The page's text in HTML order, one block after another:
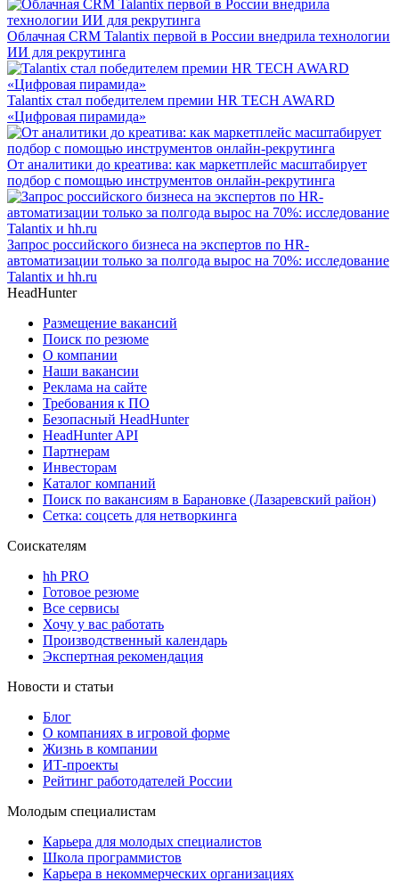
Облачная CRM Talantix первой в России внедрила технологии
ИИ для рекрутинга
Talantix cтал победителем премии HR TECH AWARD
«Цифровая пирамида»
От аналитики до креатива: как маркетплейс масштабирует
подбор с помощью инструментов онлайн-рекрутинга
Запрос российского бизнеса на экспертов по HR-
автоматизации только за полгода вырос на 70%: исследование
Talantix и hh.ru
HeadHunter
Размещение вакансий
Поиск по резюме
О компании
Наши вакансии
Реклама на сайте
Требования к ПО
Безопасный HeadHunter
HeadHunter API
Партнерам
Инвесторам
Каталог компаний
Поиск по вакансиям в Барановке (Лазаревский район)
Сетка: соцсеть для нетворкинга
Соискателям
hh PRO
Готовое резюме
Все сервисы
Хочу у вас работать
Производственный календарь
Экспертная рекомендация
Новости и статьи
Блог
О компаниях в игровой форме
Жизнь в компании
ИТ-проекты
Рейтинг работодателей России
Молодым специалистам
Карьера для молодых специалистов
Школа программистов
Карьера в некоммерческих организациях